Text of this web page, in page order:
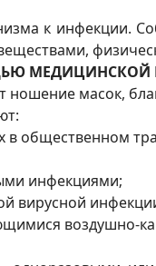
к инфекции.
МЕДИЦИНСКОЙ
масок,
в общественном
инфекциями;
вирусной
воздушно-